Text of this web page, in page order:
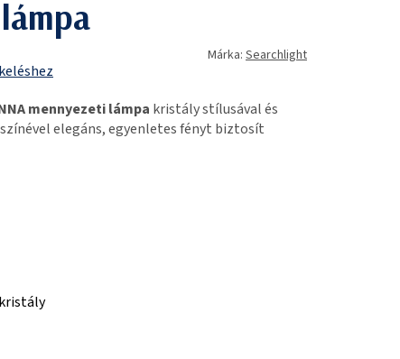
Márka: Searchlight
mennyezeti lámpa kristály stílusával és
elegáns, egyenletes fényt biztosít